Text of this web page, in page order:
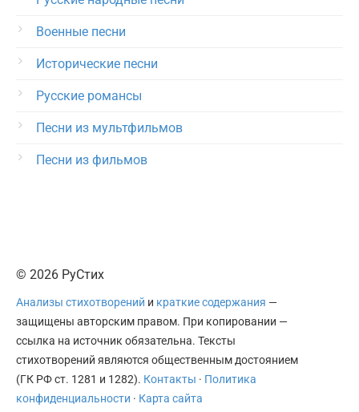
Военные песни
Исторические песни
Русские романсы
Песни из мультфильмов
Песни из фильмов
© 2026 РуСтих
Анализы стихотворений и краткие содержания —
защищены авторским правом. При копировании —
ссылка на источник обязательна. Тексты
стихотворений являются общественным достоянием
(ГК РФ ст. 1281 и 1282). Контакты · Политика
конфиденциальности · Карта сайта